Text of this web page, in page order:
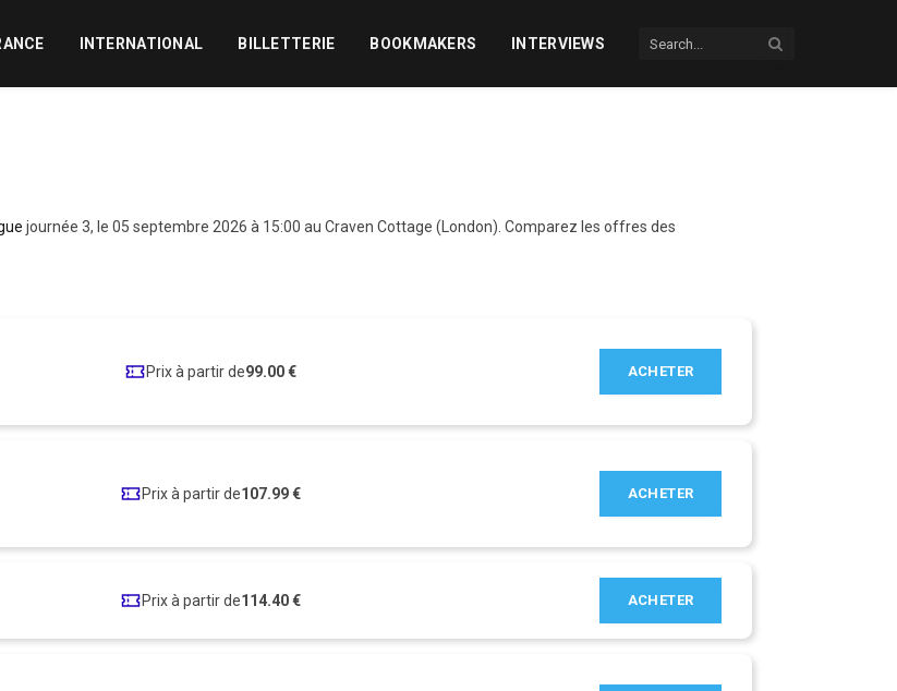
INTERNATIONAL BILLETTERIE BOOKMAKERS INTERVIEWS
journée 3, le 05 septembre 2026 à 15:00 au Craven Cottage (London). Comparez les offres des
Prix à partir de99.00 € ACHETER
Prix à partir de107.99 € ACHETER
Prix à partir de114.40 € ACHETER